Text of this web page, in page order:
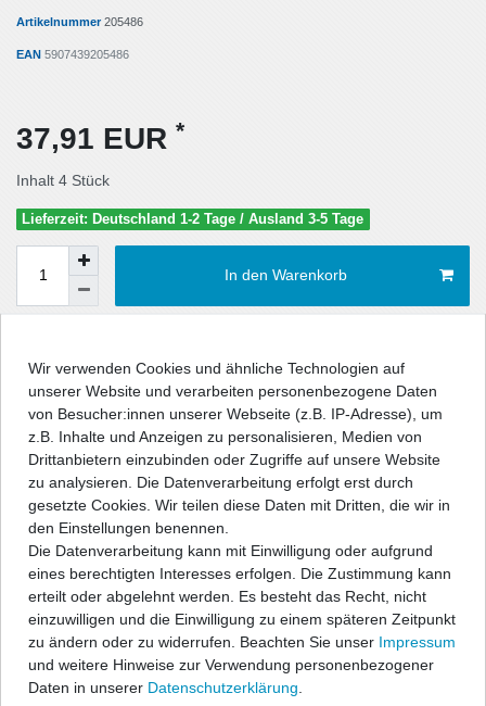
Artikelnummer205486
EAN 5907439205486
37,91 EUR *
Inhalt 4 Stück
Lieferzeit: Deutschland 1-2 Tage / Ausland 3-5 Tage
In den Warenkorb
* inkl. ges. MwSt. zzgl.
Beschreibung
Technische Daten
Angaben Produktsicherheit
Wir verwenden Cookies und ähnliche Technologien auf
unserer Website und verarbeiten personenbezogene Daten
von Besucher:innen unserer Webseite (z.B. IP-Adresse), um
z.B. Inhalte und Anzeigen zu personalisieren, Medien von
Drittanbietern einzubinden oder Zugriffe auf unsere Website
zu analysieren. Die Datenverarbeitung erfolgt erst durch
gesetzte Cookies. Wir teilen diese Daten mit Dritten, die wir in
den Einstellungen benennen.
Die Datenverarbeitung kann mit Einwilligung oder aufgrund
eines berechtigten Interesses erfolgen. Die Zustimmung kann
erteilt oder abgelehnt werden. Es besteht das Recht, nicht
einzuwilligen und die Einwilligung zu einem späteren Zeitpunkt
zu ändern oder zu widerrufen. Beachten Sie unser Impressum
und weitere Hinweise zur Verwendung personenbezogener
Daten in unserer Daten­schutz­erklärung